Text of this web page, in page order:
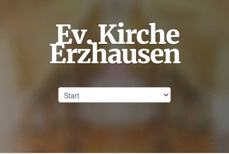
Ev. Kirche
Erzhausen